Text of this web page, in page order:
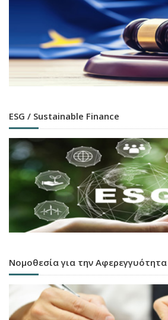
ESG / Sustainable Finance
Νομοθεσία για την Αφερεγγυότητα